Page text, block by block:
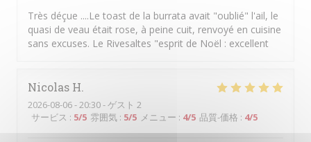
Très déçue ....Le toast de la burrata avait "oublié" l'ail, le
quasi de veau était rose, à peine cuit, renvoyé en cuisine
sans excuses. Le Rivesaltes "esprit de Noël : excellent
Nicolas H
2026-08-06- 20:30 - ゲスト 2
サービス : 5/5 雰囲気 : 5/5 メニュー : 4/5 品質-価格 : 4/5